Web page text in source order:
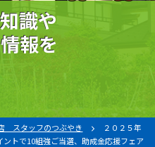
識や
報を
スタッフのつぶやき
２０２５年
トで10組強ご当選、助成金応援フェア